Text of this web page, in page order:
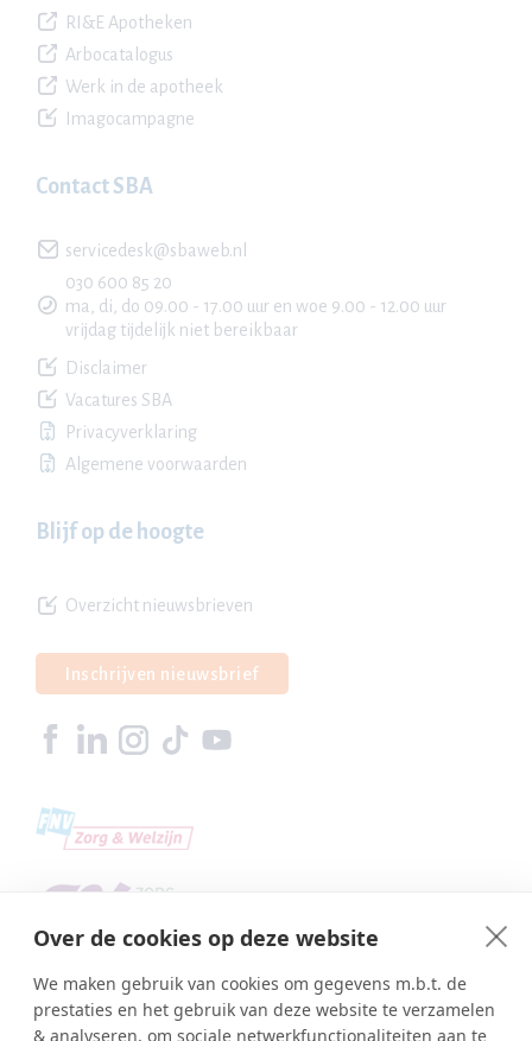
Over de cookies op deze website
We maken gebruik van cookies om gegevens m.b.t. de
prestaties en het gebruik van deze website te verzamelen
& analyseren, om sociale netwerkfunctionaliteiten aan te
RI&E Apotheken
Arbocatalogus
Werk in de apotheek
Imagocampagne
Contact SBA
servicedesk@sbaweb.nl
030 600 85 20
ma, di, do 09.00 - 17.00 uur en woe 9.00 - 12.00 uur
vrijdag tijdelijk niet bereikbaar
Disclaimer
Vacatures SBA
Privacyverklaring
Algemene voorwaarden
Blijf op de hoogte
Overzicht nieuwsbrieven
Inschrijven nieuwsbrief